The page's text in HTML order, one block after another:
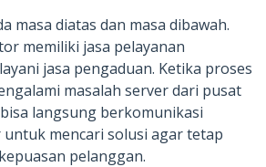
masa diatas dan masa dibawah.
memiliki jasa pelayanan
jasa pengaduan. Ketika proses
masalah server dari pusat
langsung berkomunikasi
mencari solusi agar tetap
pelanggan.